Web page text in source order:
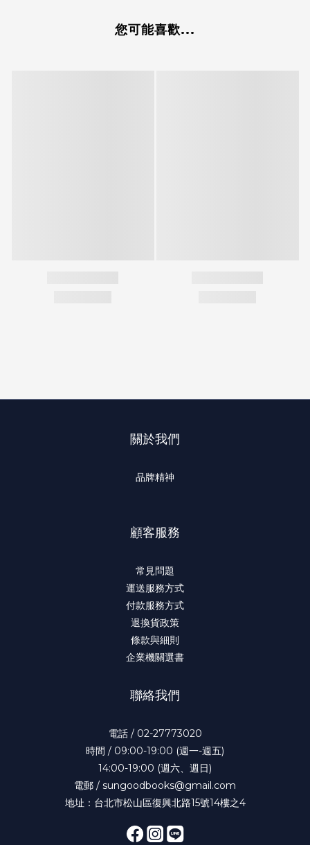
您可能喜歡...
關於我們
品牌精神
顧客服務
常見問題
運送服務方式
付款服務方式
退換貨政策
條款與細則
企業機關選書
聯絡我們
電話 / 02-27773020
時間 / 09:00-19:00 (週一-週五)
14:00-19:00 (週六、週日)
電郵 / sungoodbooks@gmail.com
地址：台北市松山區復興北路15號14樓之4